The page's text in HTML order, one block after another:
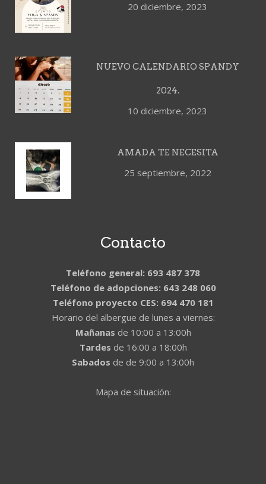
20 diciembre, 2023
NUEVO CALENDARIO SPANDY
2024.
10 diciembre, 2023
AMADA TE NECESITA
25 septiembre, 2022
Contacto
Teléfono general: 693 487 378
Teléfono de adopciones: 643 248 060
Teléfono proyecto CES: 694 470 181
Horario del albergue de lunes a viernes:
Mañanas de 10:00 a 13:00h
Tardes de 16:00 a 18:00h
Sabados de de 9:00 a 13:00h
Mapa de situación: